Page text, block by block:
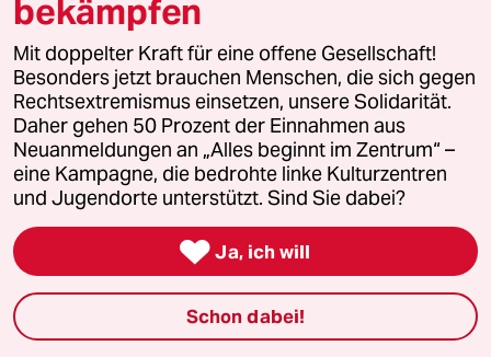
Berlin
Nord
Wahrheit
Themen
Krieg in der Ukraine
Hitze
bekämpfen
Mit doppelter Kraft für eine offene Gesellschaft!
Besonders jetzt brauchen Menschen, die sich gegen
Rechtsextremismus einsetzen, unsere Solidarität.
Daher gehen 50 Prozent der Einnahmen aus
Neuanmeldungen an „Alles beginnt im Zentrum“ –
eine Kampagne, die bedrohte linke Kulturzentren
und Jugendorte unterstützt. Sind Sie dabei?
 Ja, ich will
Schon dabei!